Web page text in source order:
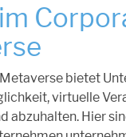
bietet
virtuelle
abzuhalten. Hier